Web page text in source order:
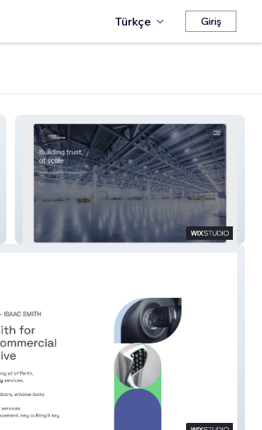
Türkçe Giriş
Chrome Construction